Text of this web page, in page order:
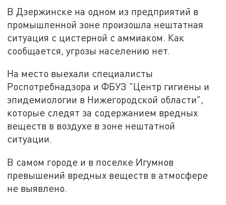
В Дзержинске на одном из предприятий в
промышленной зоне произошла нештатная
ситуация с цистерной с аммиаком. Как
сообщается, угрозы населению нет.
На место выехали специалисты
Роспотребнадзора и ФБУЗ "Центр гигиены и
эпидемиологии в Нижегородской области",
которые следят за содержанием вредных
веществ в воздухе в зоне нештатной
ситуации.
В самом городе и в поселке Игумнов
превышений вредных веществ в атмосфере
не выявлено.